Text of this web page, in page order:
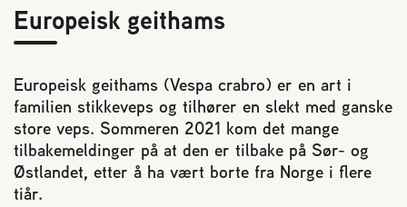
Bli medlem
Starte med birøkt
Medlemssider
Biene svermer
Europeisk geithams
Europeisk geithams (Vespa crabro) er en art i
familien stikkeveps og tilhører en slekt med ganske
store veps. Sommeren 2021 kom det mange
tilbakemeldinger på at den er tilbake på Sør- og
Østlandet, etter å ha vært borte fra Norge i flere
tiår.